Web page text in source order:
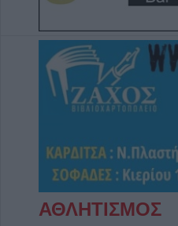
ΑΘΛΗΤΙΣΜΟΣ